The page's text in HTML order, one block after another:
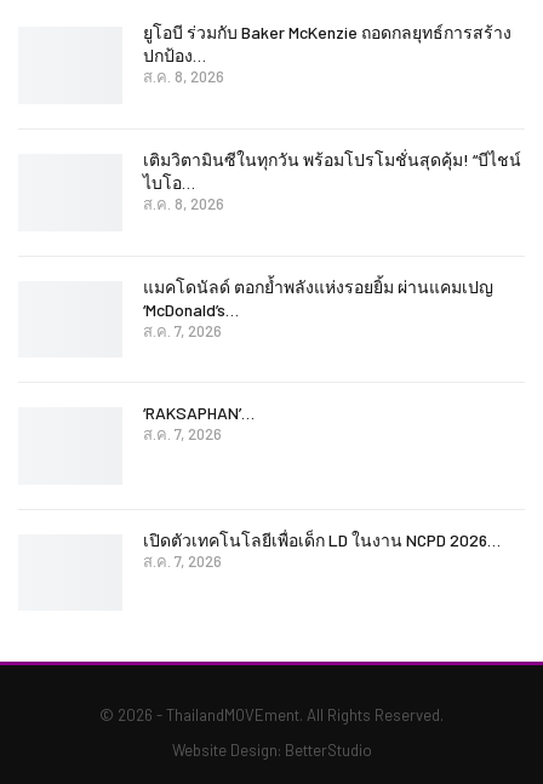
ยูโอบี ร่วมกับ Baker McKenzie ถอดกลยุทธ์การสร้าง
ปกป้อง…
ส.ค. 8, 2026
เติมวิตามินซีในทุกวัน พร้อมโปรโมชั่นสุดคุ้ม! “บีไชน์
ไบโอ…
ส.ค. 8, 2026
แมคโดนัลด์ ตอกย้ำพลังแห่งรอยยิ้ม ผ่านแคมเปญ
‘McDonald’s…
ส.ค. 7, 2026
‘RAKSAPHAN’…
ส.ค. 7, 2026
เปิดตัวเทคโนโลยีเพื่อเด็ก LD ในงาน NCPD 2026…
ส.ค. 7, 2026
© 2026 - ThailandMOVEment. All Rights Reserved.
Website Design: BetterStudio